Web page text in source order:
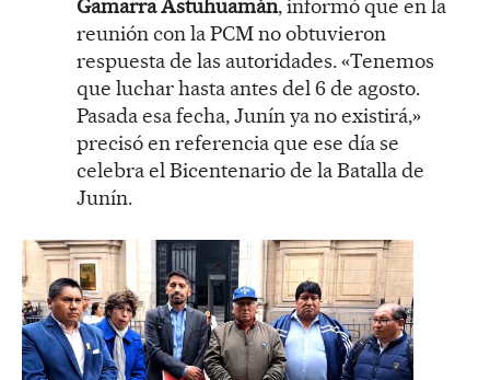
Gamarra Astuhuamán, informó que en la
reunión con la PCM no obtuvieron
respuesta de las autoridades. «Tenemos
que luchar hasta antes del 6 de agosto.
Pasada esa fecha, Junín ya no existirá,»
precisó en referencia que ese día se
celebra el Bicentenario de la Batalla de
Junín.